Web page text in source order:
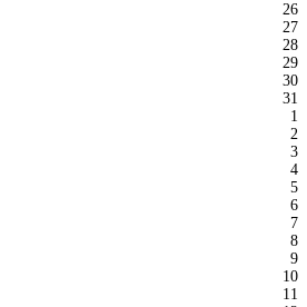
26
27
28
29
30
31
1
2
3
4
5
6
7
8
9
10
11